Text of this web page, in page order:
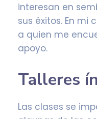
interesan en
sus éxitos. En mi
a quien me
apoyo.
Talleres
Las clases se